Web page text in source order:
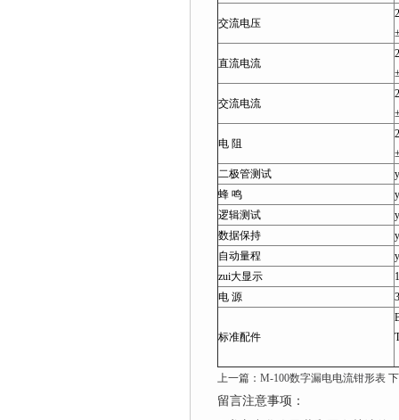
交流电压
直流电流
交流电流
电 阻
二极管测试
蜂 鸣
逻辑测试
数据保持
自动量程
zui大显示
电 源
标准配件
上一篇： M-100数字漏电电流钳形表
留言注意事项：